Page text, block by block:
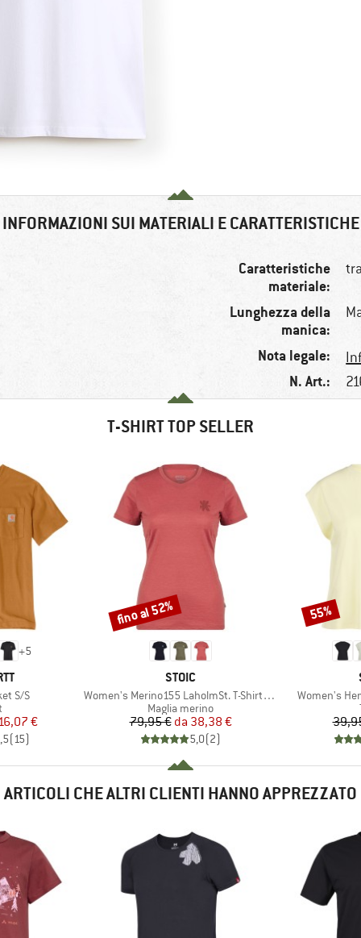
INFORMAZIONI SUI MATERIALI E CARATTERISTICHE
Caratteristiche
materiale:
Lunghezza della
manica:
Nota legale:
N. Art.:
T-SHIRT TOP SELLER
+5
S/S
di prodotti
ridotto
16,07 €
(15)
MARCHIO
STOIC
Articolo
Women's Merino155 LaholmSt. T-Shirt Daisy Flower
Gruppo di prodotti
Maglia merino
Prezzo
79,95 € Prezzo ridotto
da 38,38 €
5,0(2)
Sconto
fino al 52%
Articolo
Women's
Sconto
55%
ARTICOLI CHE ALTRI CLIENTI HANNO APPREZZATO